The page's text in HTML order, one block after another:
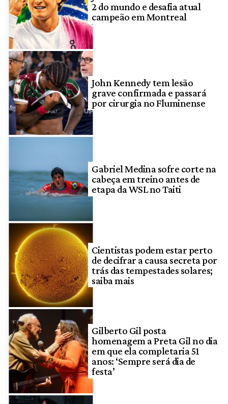
2 do mundo e desafia atual
campeão em Montreal
John Kennedy tem lesão
grave confirmada e passará
por cirurgia no Fluminense
Gabriel Medina sofre corte na
cabeça em treino antes de
etapa da WSL no Taiti
Cientistas podem estar perto
de decifrar a causa secreta por
trás das tempestades solares;
saiba mais
Gilberto Gil posta
homenagem a Preta Gil no dia
em que ela completaria 51
anos: ‘Sempre será dia de
festa’